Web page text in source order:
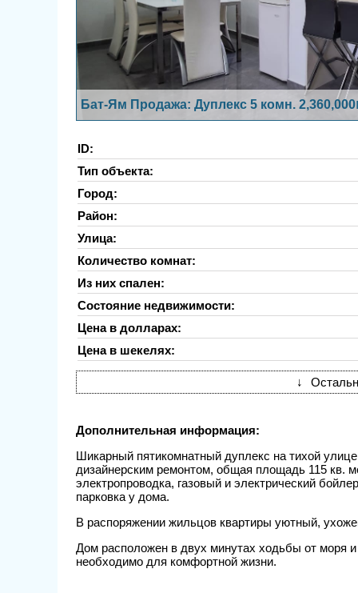
Бат-Ям Продажа: Дуплекс 5 комн.
ID:
Тип объекта:
Город:
Район:
Улица:
Количество комнат:
Из них спален:
Состояние недвижимости:
Цена в долларах:
Цена в шекелях:
↓
Дополнительная информация:
Шикарный пятикомнатный дуплекс на тихой
дизайнерским ремонтом, общая площадь 115 кв.
электропроводка, газовый и электрический
парковка у дома.
В распоряжении жильцов квартиры уютный,
Дом расположен в двух минутах ходьбы от моря
необходимо для комфортной жизни.